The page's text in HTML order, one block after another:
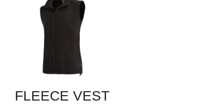
FLEECE VEST